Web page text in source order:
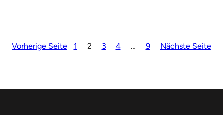
Vorherige Seite 1 2 3 4 … 9 Nächste Seite